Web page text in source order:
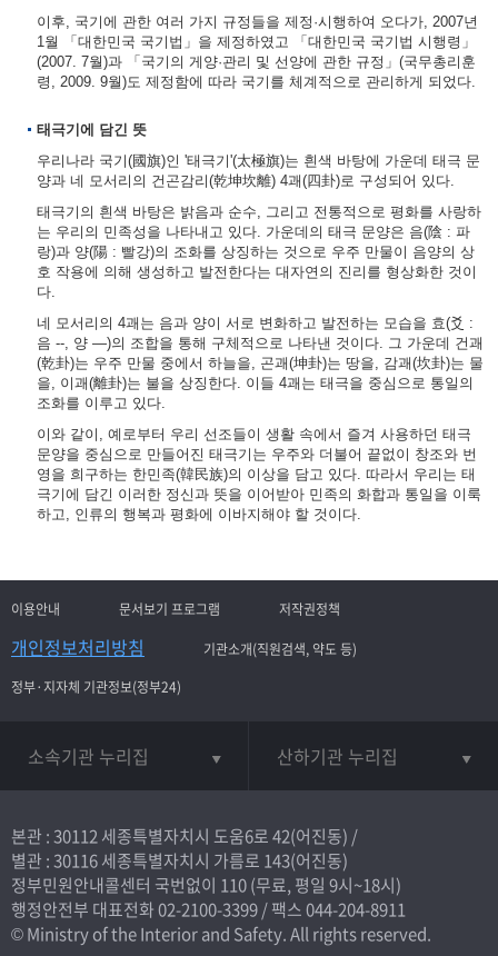
이후, 국기에 관한 여러 가지 규정들을 제정·시행하여 오다가, 2007년
1월 「대한민국 국기법」을 제정하였고 「대한민국 국기법 시행령」
(2007. 7월)과 「국기의 게양·관리 및 선양에 관한 규정」(국무총리훈
령, 2009. 9월)도 제정함에 따라 국기를 체계적으로 관리하게 되었다.
태극기에 담긴 뜻
우리나라 국기(國旗)인 '태극기'(太極旗)는 흰색 바탕에 가운데 태극 문
양과 네 모서리의 건곤감리(乾坤坎離) 4괘(四卦)로 구성되어 있다.
태극기의 흰색 바탕은 밝음과 순수, 그리고 전통적으로 평화를 사랑하
는 우리의 민족성을 나타내고 있다. 가운데의 태극 문양은 음(陰 : 파
랑)과 양(陽 : 빨강)의 조화를 상징하는 것으로 우주 만물이 음양의 상
호 작용에 의해 생성하고 발전한다는 대자연의 진리를 형상화한 것이
다.
네 모서리의 4괘는 음과 양이 서로 변화하고 발전하는 모습을 효(爻 :
음 --, 양 ―)의 조합을 통해 구체적으로 나타낸 것이다. 그 가운데 건괘
(乾卦)는 우주 만물 중에서 하늘을, 곤괘(坤卦)는 땅을, 감괘(坎卦)는 물
을, 이괘(離卦)는 불을 상징한다. 이들 4괘는 태극을 중심으로 통일의
조화를 이루고 있다.
이와 같이, 예로부터 우리 선조들이 생활 속에서 즐겨 사용하던 태극
문양을 중심으로 만들어진 태극기는 우주와 더불어 끝없이 창조와 번
영을 희구하는 한민족(韓民族)의 이상을 담고 있다. 따라서 우리는 태
극기에 담긴 이러한 정신과 뜻을 이어받아 민족의 화합과 통일을 이룩
하고, 인류의 행복과 평화에 이바지해야 할 것이다.
이용안내 문서보기 프로그램 저작권정책
개인정보처리방침
기관소개(직원검색, 약도 등)
정부·지자체 기관정보(정부24)
소속기관 누리집 산하기관 누리집
본관 : 30112 세종특별자치시 도움6로 42(어진동) /
별관 : 30116 세종특별자치시 가름로 143(어진동)
정부민원안내콜센터 국번없이 110(무료, 평일 9시~18시)
행정안전부 대표전화02-2100-3399/ 팩스 044-204-8911
© Ministry of the Interior and Safety. All rights reserved.